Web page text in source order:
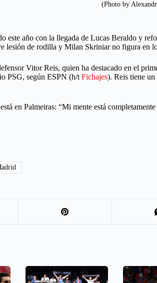
(Photo by
este año con la llegada de Lucas Beraldo y
lesión de rodilla y Milan Skriniar no figura
Vitor Reis, quien ha destacado en el
PSG, según ESPN (h/t Fichajes). Reis tiene
en Palmeiras: “Mi mente está